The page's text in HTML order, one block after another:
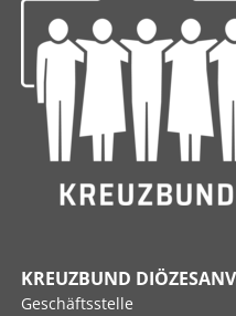
KREUZBUND
Geschäftsstelle